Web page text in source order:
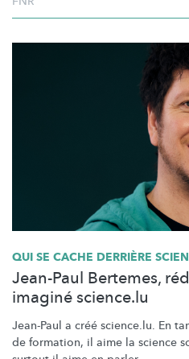
QUI SE CACHE DERRIÈRE
Jean-Paul Bertemes,
imaginé science.lu
Jean-Paul a créé science.lu. En
de formation, il aime la science